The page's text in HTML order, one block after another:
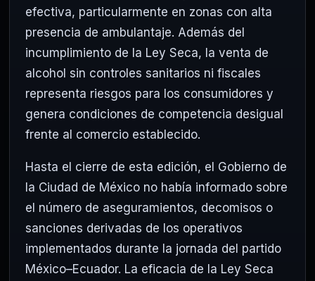
efectiva, particularmente en zonas con alta
presencia de ambulantaje. Además del
incumplimiento de la Ley Seca, la venta de
alcohol sin controles sanitarios ni fiscales
representa riesgos para los consumidores y
genera condiciones de competencia desigual
frente al comercio establecido.
Hasta el cierre de esta edición, el Gobierno de
la Ciudad de México no había informado sobre
el número de aseguramientos, decomisos o
sanciones derivadas de los operativos
implementados durante la jornada del partido
México–Ecuador. La eficacia de la Ley Seca